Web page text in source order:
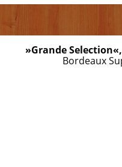
»Grande
Bordeaux